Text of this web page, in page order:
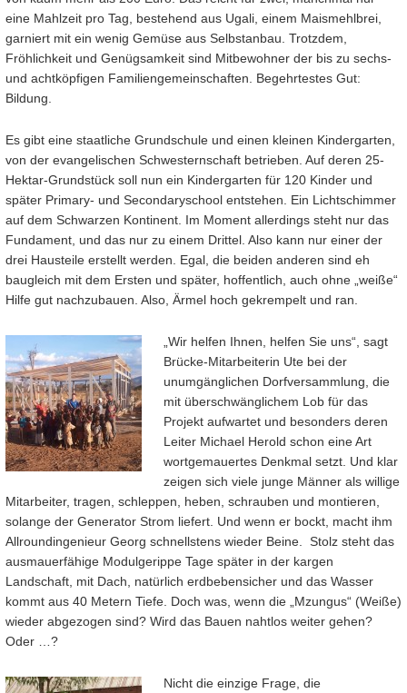
eine Mahlzeit pro Tag, bestehend aus Ugali, einem Maismehlbrei,
garniert mit ein wenig Gemüse aus Selbstanbau. Trotzdem,
Fröhlichkeit und Genügsamkeit sind Mitbewohner der bis zu sechs-
und achtköpfigen Familiengemeinschaften. Begehrtestes Gut:
Bildung.
Es gibt eine staatliche Grundschule und einen kleinen Kindergarten,
von der evangelischen Schwesternschaft betrieben. Auf deren 25-
Hektar-Grundstück soll nun ein Kindergarten für 120 Kinder und
später Primary- und Secondaryschool entstehen. Ein Lichtschimmer
auf dem Schwarzen Kontinent. Im Moment allerdings steht nur das
Fundament, und das nur zu einem Drittel. Also kann nur einer der
drei Hausteile erstellt werden. Egal, die beiden anderen sind eh
baugleich mit dem Ersten und später, hoffentlich, auch ohne „weiße“
Hilfe gut nachzubauen. Also, Ärmel hoch gekrempelt und ran.
„Wir helfen Ihnen, helfen Sie uns“, sagt
Brücke-Mitarbeiterin Ute bei der
unumgänglichen Dorfversammlung, die
mit überschwänglichem Lob für das
Projekt aufwartet und besonders deren
Leiter Michael Herold schon eine Art
wortgemauertes Denkmal setzt. Und klar
zeigen sich viele junge Männer als willige
Mitarbeiter, tragen, schleppen, heben, schrauben und montieren,
solange der Generator Strom liefert. Und wenn er bockt, macht ihm
Allroundingenieur Georg schnellstens wieder Beine. Stolz steht das
ausmauerfähige Modulgerippe Tage später in der kargen
Landschaft, mit Dach, natürlich erdbebensicher und das Wasser
kommt aus 40 Metern Tiefe. Doch was, wenn die „Mzungus“ (Weiße)
wieder abgezogen sind? Wird das Bauen nahtlos weiter gehen?
Oder …?
Nicht die einzige Frage, die